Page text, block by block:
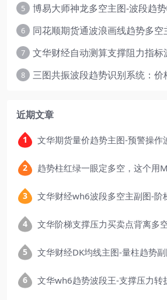
5 博易大师神龙多空主图-波段趋
6 同花顺期货通波浪画线趋势多空
7
8
近期文章
文华阶梯支撑压力买卖点背离多
文华wh6趋势波段王-支撑压力转